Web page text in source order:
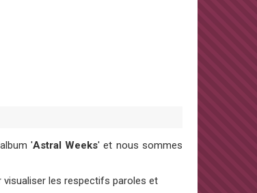
'Astral Weeks' et nous sommes
les respectifs paroles et